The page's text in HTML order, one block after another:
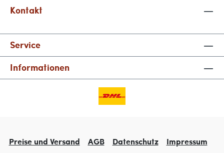
Kontakt
Service
Informationen
Preise und Versand AGB Datenschutz
Impressum